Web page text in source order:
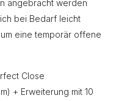
angebracht werden
bei Bedarf leicht
eine temporär offene
Close
+ Erweiterung mit 10